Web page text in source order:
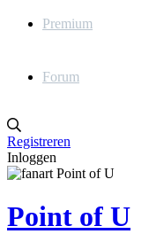
Premium
Forum
Registreren
Inloggen
Point of U